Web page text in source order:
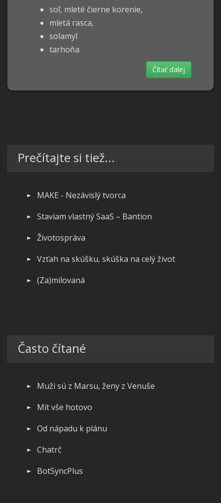
soľ, mleté čierne korenie,
mletá rasca,
solamyl
tarhoňa
Čítať ďalej
Prečítajte si tiež...
MAKE - Nezávislý tvorca
Staviam vlastný SaaS – Bantion
Životospráva
Vzťah na skúšku, skúška na celý život
(Za)milovaná
Často čítané
Muži sú z Marsu, ženy z Venuše
Mít vše hotovo
Od nápadu k plánu
Chatrč
BotSyncPlus